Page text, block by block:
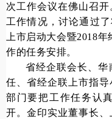
次工作会议在佛山召
工作情况，讨论通过
上市启动大会暨2018
作的任务安排。
省经企联会长、华
任、省经企联上市指
部门要把工作任务认
开。金印实业董事长